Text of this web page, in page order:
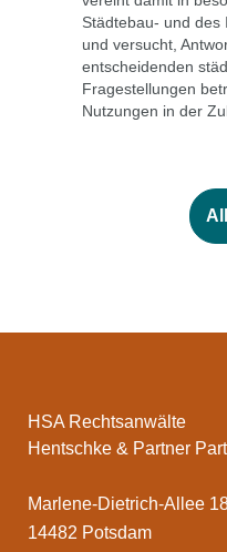
Städtebau- und des
und versucht,
entscheidenden
Fragestellungen
Nutzungen in der
HSA Rechtsanwälte
Hentschke & Partner
Marlene-Dietrich-Allee
14482 Potsdam